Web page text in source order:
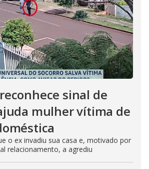
sinal de
mulher vítima de
o ex invadiu sua casa e, motivado por
relacionamento, a agrediu